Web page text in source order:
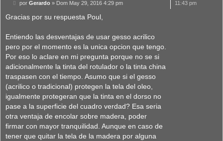
11:43 pm
M
n
j
e
por Gerardo» Dom May 29, 2016 4:29 pm
Gracias por su respuesta Poul,
Entiendo las desventajas de usar gesso acrilico
pero por el momento es la unica opcion que tengo.
Por eso lo aclare en mi pregunta porque no se si
adicionalmente la tinta del rotulador o la tinta china
traspasen con el tiempo. Asumo que si el gesso
(acrilico o tradicional) protegen la tela del oleo,
igualmente protegeran que la tinta en el dorso no
pase a la superficie del cuadro verdad? Esa seria
otra ventaja de encolar sobre madera, poder
firmar con mayor tranquilidad. Aunque en caso de
tener que quitar la tela de la madera por alguna